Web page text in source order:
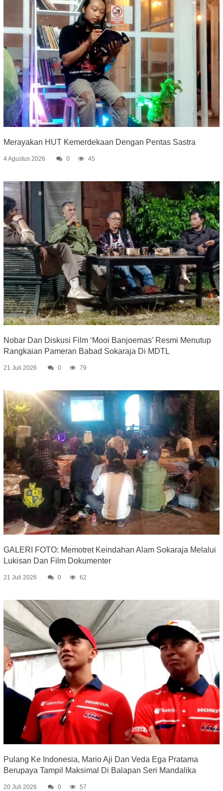
Merayakan HUT Kemerdekaan Dengan Pentas Sastra
4 Agustus 2026 0 45
Nobar Dan Diskusi Film ‘Mooi Banjoemas’ Resmi Menutup
Rangkaian Pameran Babad Sokaraja Di MDTL
21 Juli 2026 0 79
GALERI FOTO: Memotret Keindahan Alam Sokaraja Melalui
Lukisan Dan Film Dokumenter
21 Juli 2026 0 62
Pulang Ke Indonesia, Mario Aji Dan Veda Ega Pratama
Berupaya Tampil Maksimal Di Balapan Seri Mandalika
20 Juli 2026 0 57